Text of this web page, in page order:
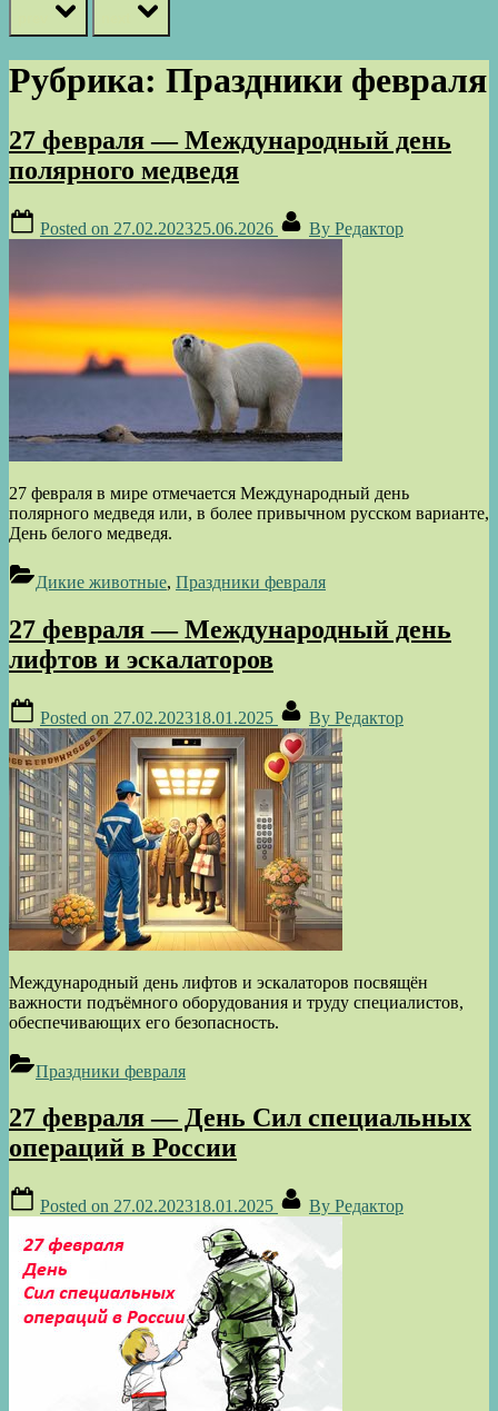
Рубрика: Праздники февраля
27 февраля — Международный день
полярного медведя
Posted on 27.02.202325.06.2026 By Редактор
27 февраля в мире отмечается Международный день
полярного медведя или, в более привычном русском варианте,
День белого медведя.
Дикие животные, Праздники февраля
27 февраля — Международный день
лифтов и эскалаторов
Posted on 27.02.202318.01.2025 By Редактор
Международный день лифтов и эскалаторов посвящён
важности подъёмного оборудования и труду специалистов,
обеспечивающих его безопасность.
Праздники февраля
27 февраля — День Сил специальных
операций в России
Posted on 27.02.202318.01.2025 By Редактор